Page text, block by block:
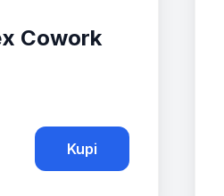
Cowork
Kupi